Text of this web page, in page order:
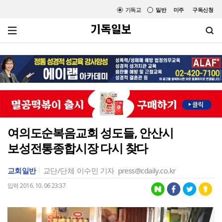
미주 구독신청
일반
기독교
여의도순복음교회 성도들, 안산시
보성전통종합시장 다시 찾다
교회일반 교단/단체 이수민 기자 press@cdaily.co.kr
입력 2016. 10. 06 23:37